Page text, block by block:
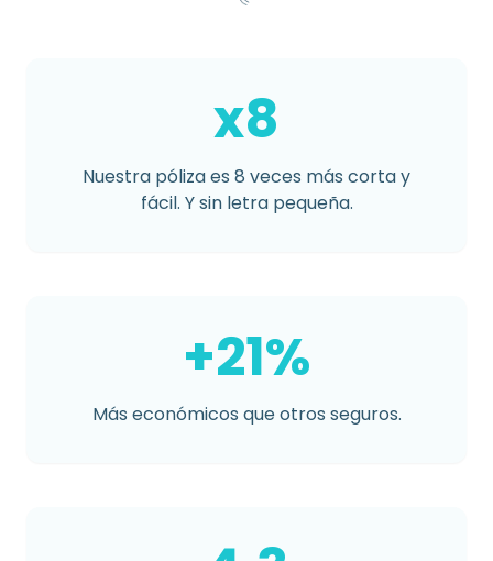
x8
Nuestra póliza es 8 veces más corta y
fácil. Y sin letra pequeña.
+21%
Más económicos que otros seguros.